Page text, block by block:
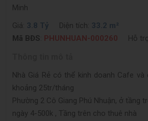
Minh
Giá: 3.8 Tỷ Diện tích: 33.2 m²
Mã BĐS: PHUNHUAN-000260 Hỗ
Nhà Giá Rẻ có thể kinh doanh Cafe và
khoảng 25tr/tháng
Phường 2 Cô Giang Phú Nhuận, ở tầng
ngày 4-500k , Tầng trên cho thuê nhà